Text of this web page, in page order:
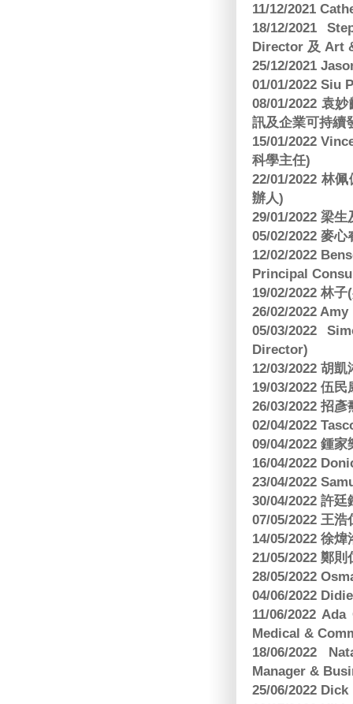
11/12/2021
18/12/2021
Director 及 Art
25/12/2021
01/01/2022 Siu
08/01/2022 袁
訊及企業可持續
15/01/2022
科學主任)
22/01/2022 林
辦人)
29/01/2022 梁
05/02/2022 麥
12/02/2022
Principal
19/02/2022 林
26/02/2022
05/03/2022
Director)
12/03/2022 胡
19/03/2022 伍
26/03/2022 招
02/04/2022
09/04/2022 鍾
16/04/2022
23/04/2022
30/04/2022 許
07/05/2022 王
14/05/2022 徐
21/05/2022 鄭
28/05/2022
04/06/2022
11/06/2022
Medical &
18/06/2022
Manager &
25/06/2022